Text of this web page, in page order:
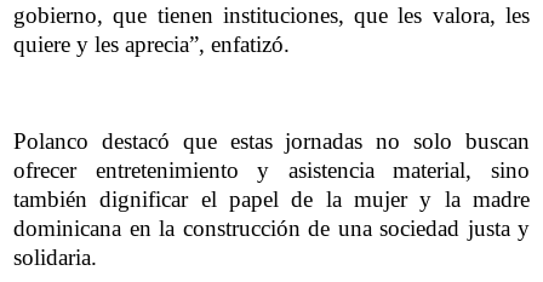
gobierno, que tienen instituciones, que les valora, les
quiere y les aprecia”, enfatizó.
Polanco destacó que estas jornadas no solo buscan
ofrecer entretenimiento y asistencia material, sino
también dignificar el papel de la mujer y la madre
dominicana en la construcción de una sociedad justa y
solidaria.